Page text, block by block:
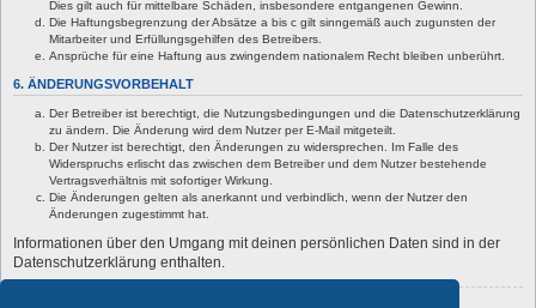
Dies gilt auch für mittelbare Schäden, insbesondere entgangenen Gewinn.
Die Haftungsbegrenzung der Absätze a bis c gilt sinngemäß auch zugunsten der
Mitarbeiter und Erfüllungsgehilfen des Betreibers.
Ansprüche für eine Haftung aus zwingendem nationalem Recht bleiben unberührt.
6. ÄNDERUNGSVORBEHALT
Der Betreiber ist berechtigt, die Nutzungsbedingungen und die Datenschutzerklärung
zu ändern. Die Änderung wird dem Nutzer per E-Mail mitgeteilt.
Der Nutzer ist berechtigt, den Änderungen zu widersprechen. Im Falle des
Widerspruchs erlischt das zwischen dem Betreiber und dem Nutzer bestehende
Vertragsverhältnis mit sofortiger Wirkung.
Die Änderungen gelten als anerkannt und verbindlich, wenn der Nutzer den
Änderungen zugestimmt hat.
Informationen über den Umgang mit deinen persönlichen Daten sind in der
Datenschutzerklärung enthalten.